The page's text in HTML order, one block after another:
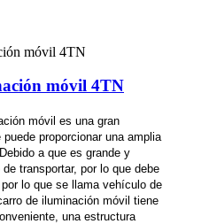
móvil 4TN
móvil es una gran
proporcionar una amplia
a que es grande y
transportar, por lo que debe
lo que se llama vehículo de
de iluminación móvil tiene
una estructura